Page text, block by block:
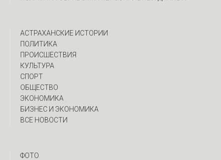
АСТРАХАНСКИЕ ИСТОРИИ
ПОЛИТИКА
ПРОИСШЕСТВИЯ
КУЛЬТУРА
СПОРТ
ОБЩЕСТВО
ЭКОНОМИКА
БИЗНЕС И ЭКОНОМИКА
ВСЕ НОВОСТИ
ФОТО